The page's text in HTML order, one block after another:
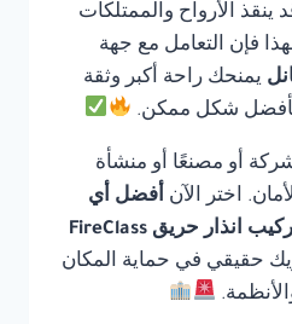
ينقذ الأرواح والممتلكات
فإن التعامل مع جهة
يمنحك راحة أكبر وثقة
شكل ممكن.
أو مصنعًا أو منشأة
اختر الآن أفضل أي
تركيب انذار حريق FireClass
حقيقي في حماية المكان